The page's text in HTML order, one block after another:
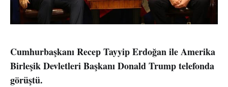
Cumhurbaşkanı Recep Tayyip Erdoğan ile Amerika
Birleşik Devletleri Başkanı Donald Trump telefonda
görüştü.